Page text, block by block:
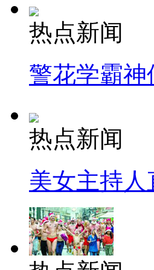
热点新闻
警花学霸
热点新闻
美女主持